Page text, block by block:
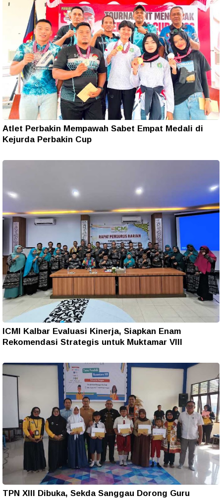
Atlet Perbakin Mempawah Sabet Empat Medali di
Kejurda Perbakin Cup
ICMI Kalbar Evaluasi Kinerja, Siapkan Enam
Rekomendasi Strategis untuk Muktamar VIII
TPN XIII Dibuka, Sekda Sanggau Dorong Guru